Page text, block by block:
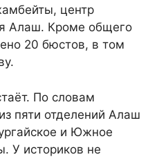
центр
Алаш. Кроме общего
20 бюстов, в том
По словам
пяти отделений Алаш
и Южное
У историков не